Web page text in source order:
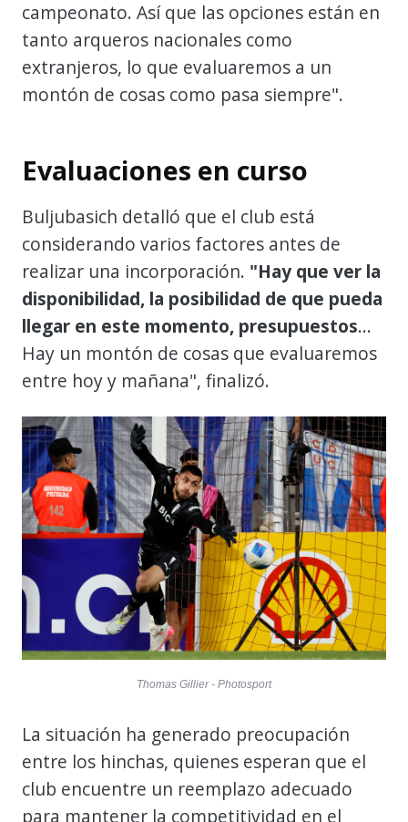
campeonato. Así que las opciones están en
tanto arqueros nacionales como
extranjeros, lo que evaluaremos a un
montón de cosas como pasa siempre".
Evaluaciones en curso
Buljubasich detalló que el club está
considerando varios factores antes de
realizar una incorporación. "Hay que ver la
disponibilidad, la posibilidad de que pueda
llegar en este momento, presupuestos...
Hay un montón de cosas que evaluaremos
entre hoy y mañana", finalizó.
Thomas Gillier - Photosport
La situación ha generado preocupación
entre los hinchas, quienes esperan que el
club encuentre un reemplazo adecuado
para mantener la competitividad en el